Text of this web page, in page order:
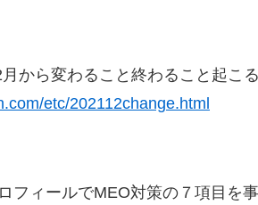
から変わること終わること起こ
etc/202112change.html
フィールでMEO対策の７項目を